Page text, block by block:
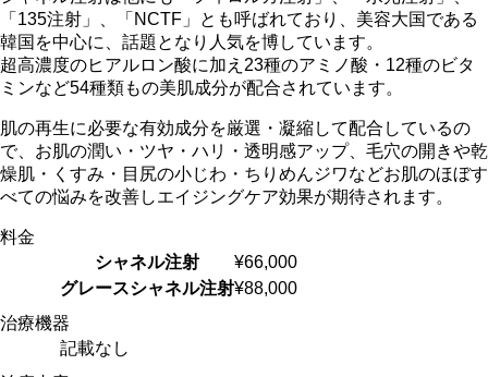
「135注射」、「NCTF」とも呼ばれており、美容大国である
韓国を中心に、話題となり人気を博しています。
超高濃度のヒアルロン酸に加え23種のアミノ酸・12種のビタ
ミンなど54種類もの美肌成分が配合されています。
肌の再生に必要な有効成分を厳選・凝縮して配合しているの
で、お肌の潤い・ツヤ・ハリ・透明感アップ、毛穴の開きや乾
燥肌・くすみ・目尻の小じわ・ちりめんジワなどお肌のほぼす
べての悩みを改善しエイジングケア効果が期待されます。
料金
シャネル注射
¥66,000
グレースシャネル注射¥88,000
治療機器
記載なし